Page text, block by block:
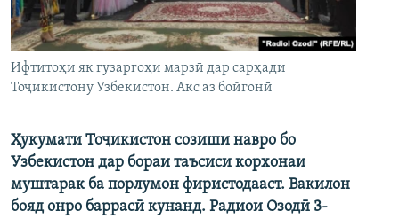
Ифтитоҳи як гузаргоҳи марзӣ дар сарҳади
Тоҷикистону Узбекистон. Акс аз бойгонӣ
Ҳукумати Тоҷикистон созиши навро бо
Узбекистон дар бораи таъсиси корхонаи
муштарак ба порлумон фиристодааст. Вакилон
бояд онро баррасӣ кунанд. Радиои Озодӣ 3-